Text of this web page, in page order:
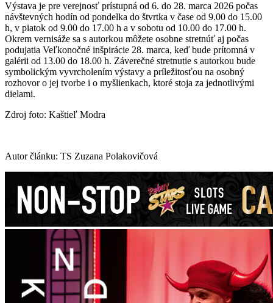
Výstava je pre verejnosť prístupná od 6. do 28. marca 2026 počas
návštevných hodín od pondelka do štvrtka v čase od 9.00 do 15.00
h, v piatok od 9.00 do 17.00 h a v sobotu od 10.00 do 17.00 h.
Okrem vernisáže sa s autorkou môžete osobne stretnúť aj počas
podujatia Veľkonočné inšpirácie 28. marca, keď bude prítomná v
galérii od 13.00 do 18.00 h. Záverečné stretnutie s autorkou bude
symbolickým vyvrcholením výstavy a príležitosťou na osobný
rozhovor o jej tvorbe i o myšlienkach, ktoré stoja za jednotlivými
dielami.
Zdroj foto: Kaštieľ Modra
Autor článku: TS Zuzana Polakovičová